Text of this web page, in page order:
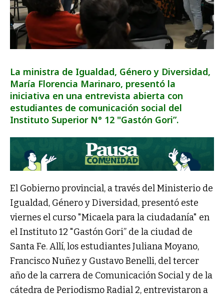
La ministra de Igualdad, Género y Diversidad,
María Florencia Marinaro, presentó la
iniciativa en una entrevista abierta con
estudiantes de comunicación social del
Instituto Superior N° 12 "Gastón Gori”.
El Gobierno provincial, a través del Ministerio de
Igualdad, Género y Diversidad, presentó este
viernes el curso "Micaela para la ciudadanía" en
el Instituto 12 "Gastón Gori” de la ciudad de
Santa Fe. Allí, los estudiantes Juliana Moyano,
Francisco Nuñez y Gustavo Benelli, del tercer
año de la carrera de Comunicación Social y de la
cátedra de Periodismo Radial 2, entrevistaron a